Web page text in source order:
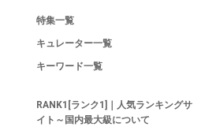
特集一覧
キュレーター一覧
キーワード一覧
RANK1[ランク1]｜人気ランキングサ
イト～国内最大級について